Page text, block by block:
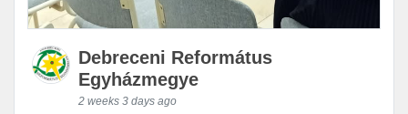
Debreceni Református
Egyházmegye
2 weeks 3 days ago